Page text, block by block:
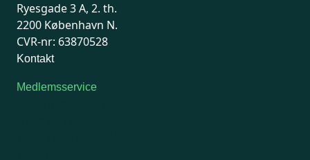
Ryesgade 3 A, 2. th.
2200 København N.
CVR-nr: 63870528
Kontakt
Medlemsservice